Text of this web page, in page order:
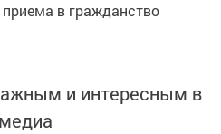
в гражданство
и интересным в